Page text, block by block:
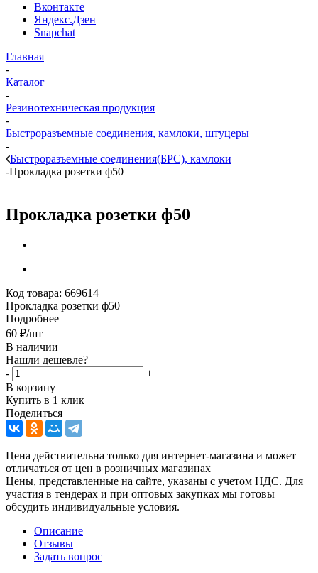
Вконтакте
Яндекс.Дзен
Snapchat
Главная
-
Каталог
-
Резинотехническая продукция
-
Быстроразъемные соединения, камлоки, штуцеры
-
Быстроразъемные соединения(БРС), камлоки
-Прокладка розетки ф50
Прокладка розетки ф50
Код товара: 669614
Прокладка розетки ф50
Подробнее
60 ₽/шт
В наличии
Нашли дешевле?
-
+
В корзину
Купить в 1 клик
Поделиться
Цена действительна только для интернет-магазина и может
отличаться от цен в розничных магазинах
Цены, представленные на сайте, указаны с учетом НДС. Для
участия в тендерах и при оптовых закупках мы готовы
обсудить индивидуальные условия.
Описание
Отзывы
Задать вопрос